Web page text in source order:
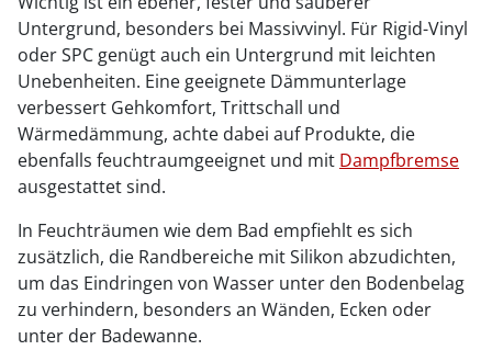
Untergrund, besonders bei Massivvinyl. Für Rigid-Vinyl
oder SPC genügt auch ein Untergrund mit leichten
Unebenheiten. Eine geeignete Dämmunterlage
verbessert Gehkomfort, Trittschall und
Wärmedämmung, achte dabei auf Produkte, die
ebenfalls feuchtraumgeeignet und mit Dampfbremse
ausgestattet sind.
In Feuchträumen wie dem Bad empfiehlt es sich
zusätzlich, die Randbereiche mit Silikon abzudichten,
um das Eindringen von Wasser unter den Bodenbelag
zu verhindern, besonders an Wänden, Ecken oder
unter der Badewanne.